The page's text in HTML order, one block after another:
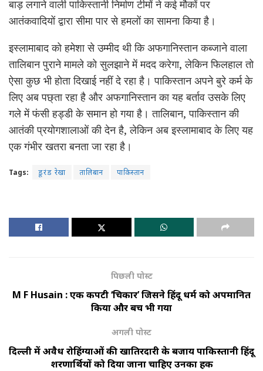
बाड़ लगाने वाली पाकिस्तानी निर्माण टीमों ने कई मौकों पर
आतंकवादियों द्वारा सीमा पार से हमलों का सामना किया है।
इस्लामाबाद को हमेशा से उम्मीद थी कि अफगानिस्तान कब्जाने वाला
तालिबान पुराने मामले को सुलझाने में मदद करेगा, लेकिन फिलहाल तो
ऐसा कुछ भी होता दिखाई नहीं दे रहा है। पाकिस्तान अपने बुरे कर्म के
लिए अब पछ्ता रहा है और अफगानिस्तान का यह बर्ताव उसके लिए
गले में फंसी हड्डी के समान हो गया है। तालिबान, पाकिस्तान की
आतंकी प्रयोगशालाओं की देन है, लेकिन अब इस्लामाबाद के लिए यह
एक गंभीर खतरा बनता जा रहा है।
Tags: डूरंड रेखा तालिबान पाकिस्तान
पिछली पोस्ट
M F Husain : एक कपटी ‘चित्रकार’ जिसने हिंदू धर्म को अपमानित
किया और बच भी गया
अगली पोस्ट
दिल्ली में अवैध रोहिंग्याओं की खातिरदारी के बजाय पाकिस्तानी हिंदू
शरणार्थियों को दिया जाना चाहिए उनका हक